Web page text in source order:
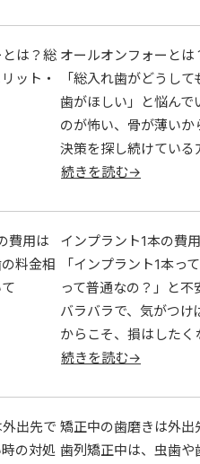
オールオンフォーと
「総入れ歯がどうし
歯がほしい」と悩ん
のが怖い、骨が薄い
決策を探し続けてい
続きを読む→
インプラント1本の費
「インプラント1本
って普通なの？」と
バラバラで、気がつ
からこそ、損はした
続きを読む→
矯正中の歯磨きは外
歯列矯正中は、虫歯